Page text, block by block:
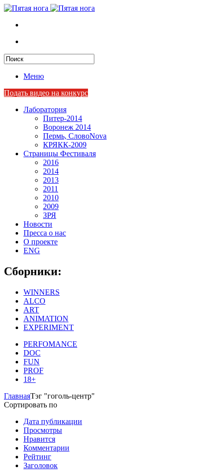
Меню
Подать видео на конкурс
Лаборатория
Питер-2014
Воронеж 2014
Пермь, СловоNova
КРЯКК-2009
Страницы Фестиваля
2016
2014
2013
2011
2010
2009
ЗРЯ
Новости
Пресса о нас
О проекте
ENG
Сборники:
WINNERS
ALCO
ART
ANIMATION
EXPERIMENT
PERFOMANCE
DOC
FUN
PROF
18+
ГлавнаяТэг "гоголь-центр"
Сортировать по
Дата публикации
Просмотры
Нравится
Комментарии
Рейтинг
Заголовок